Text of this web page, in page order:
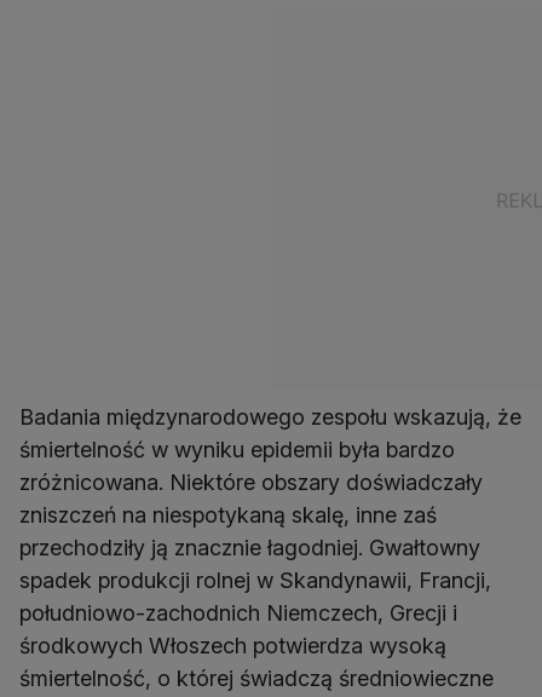
Badania międzynarodowego zespołu wskazują, że
śmiertelność w wyniku epidemii była bardzo
zróżnicowana. Niektóre obszary doświadczały
zniszczeń na niespotykaną skalę, inne zaś
przechodziły ją znacznie łagodniej. Gwałtowny
spadek produkcji rolnej w Skandynawii, Francji,
południowo-zachodnich Niemczech, Grecji i
środkowych Włoszech potwierdza wysoką
śmiertelność, o której świadczą średniowieczne